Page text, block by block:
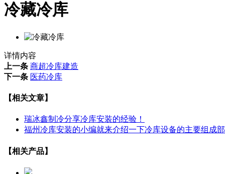
冷藏冷库
详情内容
上一条 商超冷库建造
下一条 医药冷库
【相关文章】
瑞冰鑫制冷分享冷库安装的经验！
福州冷库安装的小编就来介绍一下冷库设备的主要组成
【相关产品】